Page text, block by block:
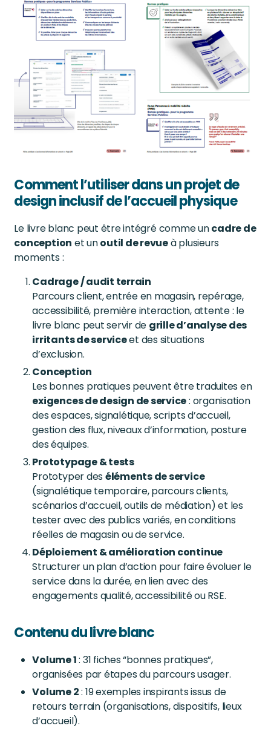
Comment l’utiliser dans un projet de
design inclusif de l’accueil physique
Le livre blanc peut être intégré comme uncadre de
conception et unoutil de revueà plusieurs
moments :
Cadrage / audit terrain
Parcours client, entrée en magasin, repérage,
accessibilité, première interaction, attente : le
livre blanc peut servir de grille d’analyse des
irritants de serviceet des situations
d’exclusion.
Conception
Les bonnes pratiques peuvent être traduites en
exigences de design de service: organisation
des espaces, signalétique, scripts d’accueil,
gestion des flux, niveaux d’information, posture
des équipes.
Prototypage & tests
Prototyper deséléments de service
(signalétique temporaire, parcours clients,
scénarios d’accueil, outils de médiation) et les
tester avec des publics variés, en conditions
réelles de magasin ou de service.
Déploiement & amélioration continue
Structurer un plan d’action pour faire évoluer le
service dans la durée, en lien avec des
engagements qualité, accessibilité ou RSE.
Contenu du livre blanc
Volume 1: 31 fiches “bonnes pratiques”,
organisées par étapes du parcours usager.
Volume 2: 19 exemples inspirants issus de
retours terrain (organisations, dispositifs, lieux
d’accueil).